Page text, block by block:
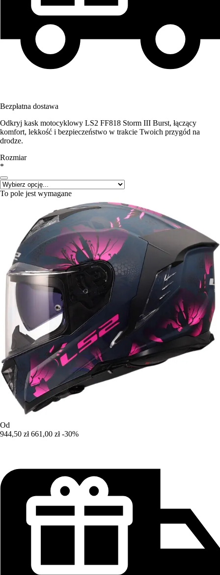
Bezpłatna dostawa
Odkryj kask motocyklowy LS2 FF818 Storm III Burst, łączący
komfort, lekkość i bezpieczeństwo w trakcie Twoich przygód na
drodze.
Rozmiar
*
To pole jest wymagane
Od
944,50 zł 661,00 zł -30%